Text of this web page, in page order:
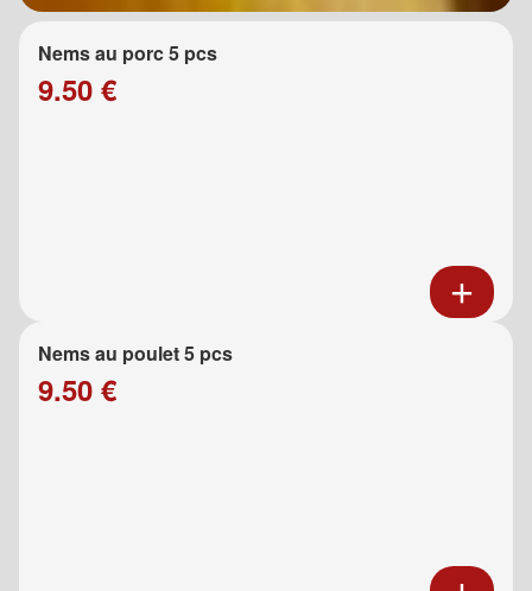
Nems au porc 5 pcs
9.50 €
Nems au poulet 5 pcs
9.50 €